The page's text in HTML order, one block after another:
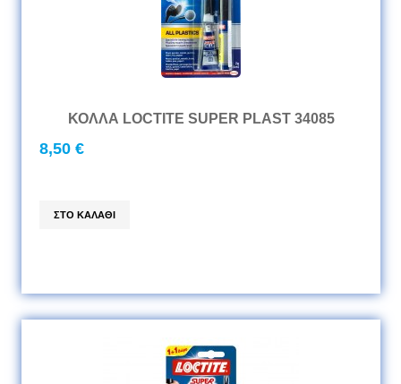
ΚΟΛΛΑ LOCTITE SUPER PLAST 34085
8,50 €